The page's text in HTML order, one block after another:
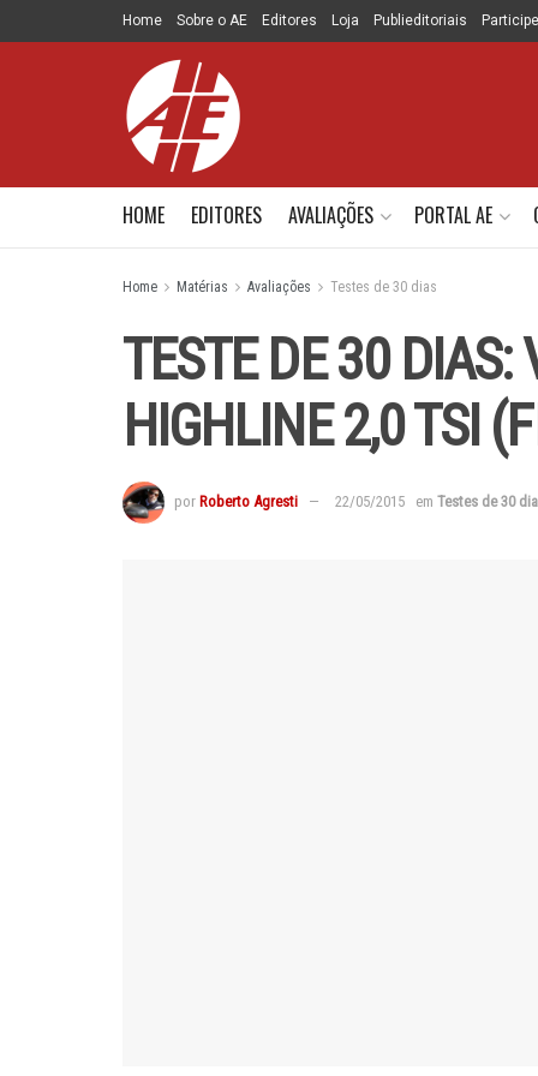
Home Sobre o AE Editores Loja Publieditoriais
HOME EDITORES AVALIAÇÕES PORTAL AE
Home Matérias Avaliações Testes de 30 dias
TESTE DE 30 DIAS:
HIGHLINE 2,0 TSI
por Roberto Agresti 22/05/2015 em Testes de 30